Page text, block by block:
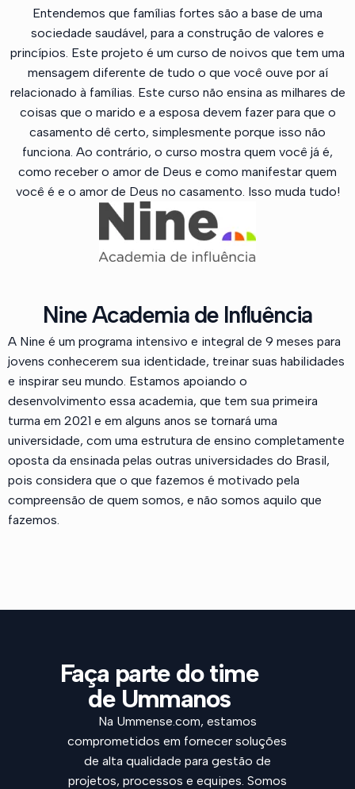
Entendemos que famílias fortes são a base de uma
sociedade saudável, para a construção de valores e
princípios. Este projeto é um curso de noivos que tem uma
mensagem diferente de tudo o que você ouve por aí
relacionado à famílias. Este curso não ensina as milhares de
coisas que o marido e a esposa devem fazer para que o
casamento dê certo, simplesmente porque isso não
funciona. Ao contrário, o curso mostra quem você já é,
como receber o amor de Deus e como manifestar quem
você é e o amor de Deus no casamento. Isso muda tudo!
Nine Academia de Influência
A Nine é um programa intensivo e integral de 9 meses para
jovens conhecerem sua identidade, treinar suas habilidades
e inspirar seu mundo. Estamos apoiando o
desenvolvimento essa academia, que tem sua primeira
turma em 2021 e em alguns anos se tornará uma
universidade, com uma estrutura de ensino completamente
oposta da ensinada pelas outras universidades do Brasil,
pois considera que o que fazemos é motivado pela
compreensão de quem somos, e não somos aquilo que
fazemos.
Faça parte do time
de Ummanos
Na Ummense.com, estamos
comprometidos em fornecer soluções
de alta qualidade para gestão de
projetos, processos e equipes. Somos